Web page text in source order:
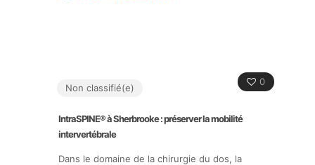
0
Non classifié(e)
IntraSPINE® à Sherbrooke : préserver la mobilité
intervertébrale
Dans le domaine de la chirurgie du dos, la